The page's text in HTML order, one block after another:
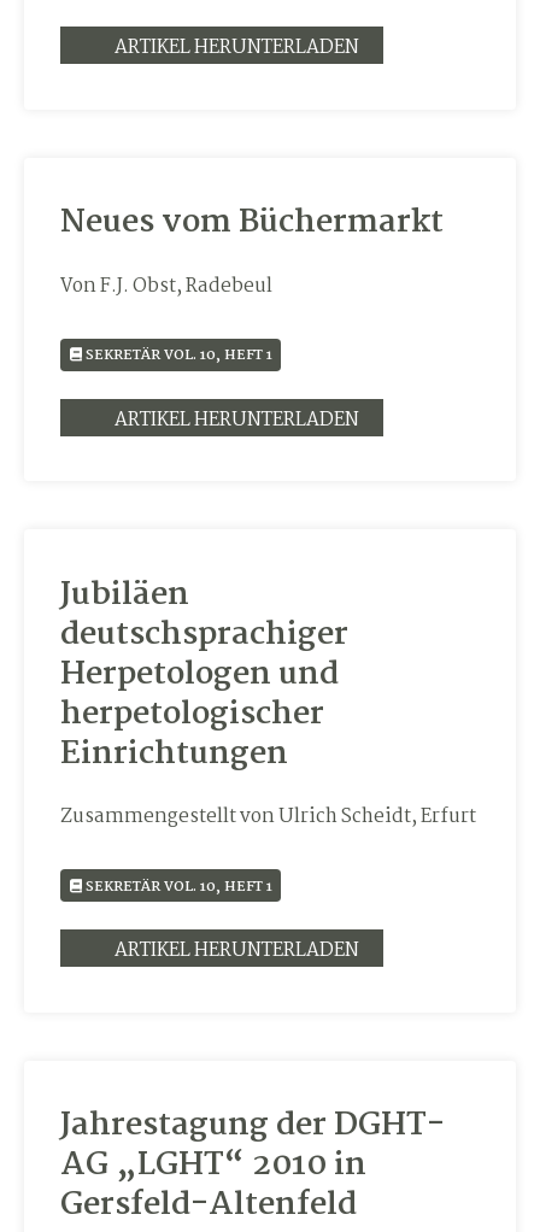
ARTIKEL HERUNTERLADEN
Neues vom Büchermarkt
Von F.J. Obst, Radebeul
SEKRETÄR VOL. 10, HEFT 1
ARTIKEL HERUNTERLADEN
Jubiläen
deutschsprachiger
Herpetologen und
herpetologischer
Einrichtungen
Zusammengestellt von Ulrich Scheidt, Erfurt
SEKRETÄR VOL. 10, HEFT 1
ARTIKEL HERUNTERLADEN
Jahrestagung der DGHT-
AG „LGHT“ 2010 in
Gersfeld-Altenfeld